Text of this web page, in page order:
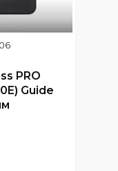
PRO
Guide